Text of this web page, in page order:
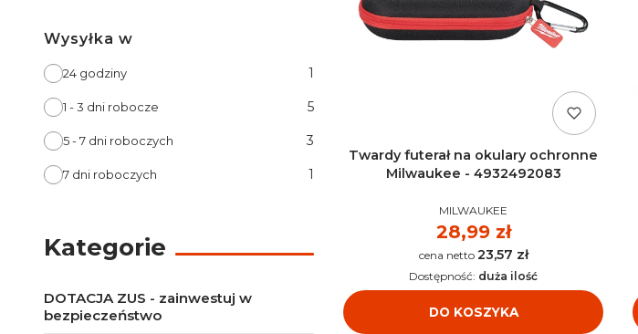
Wysyłka w
Wysyłka w
24 godziny 1
1 - 3 dni robocze 5
5 - 7 dni roboczych 3
7 dni roboczych 1
Kategorie
DOTACJA ZUS - zainwestuj w
bezpieczeństwo
Twardy futerał na okulary ochronne
Milwaukee - 4932492083
PRODUCENT
MILWAUKEE
Cena
28,99 zł
Cena 23,57 zł
DO KOSZYKA
Dostępność: duża ilość